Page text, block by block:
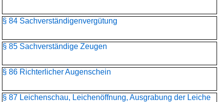
§ 84 Sachverständigenvergütung
§ 85 Sachverständige Zeugen
§ 86 Richterlicher Augenschein
§ 87 Leichenschau, Leichenöffnung, Ausgrabung der Leiche